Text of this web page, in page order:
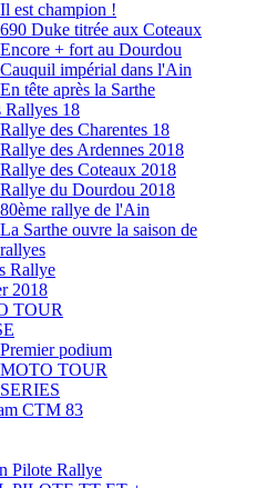
Il est champion !
690 Duke titrée aux Coteaux
Encore + fort au Dourdou
Cauquil impérial dans l'Ain
En tête après la Sarthe
Rallyes 18
Rallye des Charentes 18
Rallye des Ardennes 2018
Rallye des Coteaux 2018
Rallye du Dourdou 2018
80ème rallye de l'Ain
La Sarthe ouvre la saison de
rallyes
Rallye
2018
TOUR
Premier podium
MOTO TOUR
SERIES
CTM 83
Pilote Rallye